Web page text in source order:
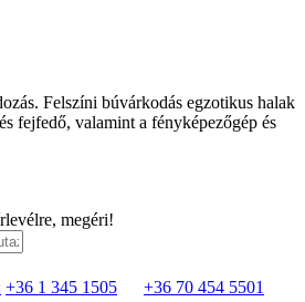
Felszíni búvárkodás egzotikus halak
fejfedő, valamint a fényképezőgép és
megéri!
+36 1 345 1505
+36 70 454 5501